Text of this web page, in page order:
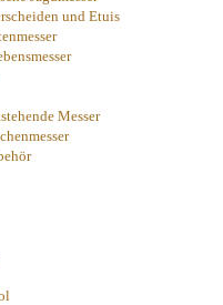
und Etuis
Messer